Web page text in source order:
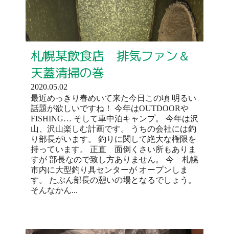
札幌某飲食店 排気ファン＆
天蓋清掃の巻
2020.05.02
最近めっきり春めいて来た今日この頃 明るい
話題が欲しいですね！ 今年はOUTDOORや
FISHING… そして車中泊キャンプ。 今年は沢
山、沢山楽しむ計画です。 うちの会社には釣
り部長がいます。 釣りに関して絶大な権限を
持っています。 正直 面倒くさい所もありま
すが 部長なので致し方ありません。 今 札幌
市内に大型釣り具センターが オープンしま
す。 たぶん部長の憩いの場となるでしょう。
そんなかん...